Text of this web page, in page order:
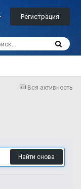
Регистрация
Вся активность
Найти снова